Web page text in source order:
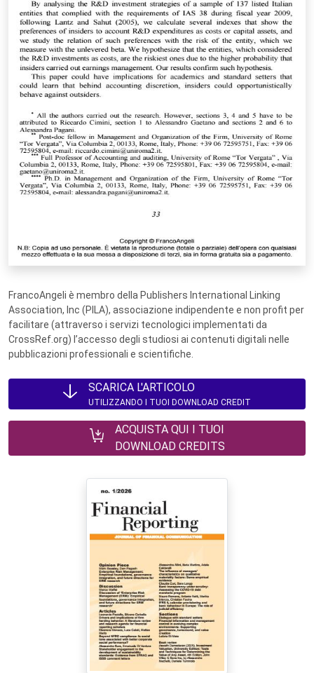
FrancoAngeli è membro della Publishers International Linking
Association, Inc (PILA), associazione indipendente e non profit per
facilitare (attraverso i servizi tecnologici implementati da
CrossRef.org) l’accesso degli studiosi ai contenuti digitali nelle
pubblicazioni professionali e scientifiche.
SCARICA L'ARTICOLO
UTILIZZANDO I TUOI DOWNLOAD CREDIT
ACQUISTA QUI I TUOI
DOWNLOAD CREDITS